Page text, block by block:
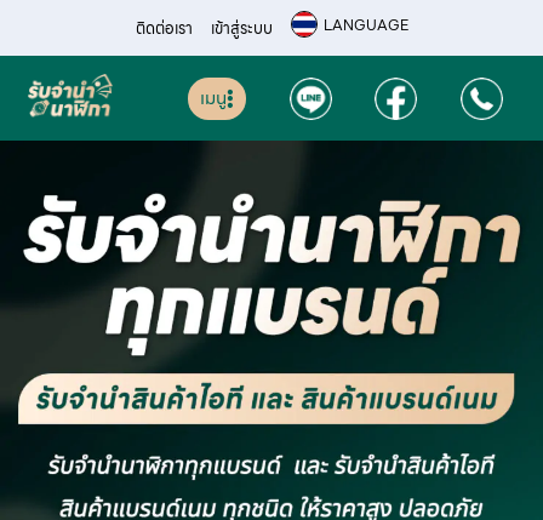
ติดต่อเรา เข้าสู่ระบบ LANGUAGE
เมนู